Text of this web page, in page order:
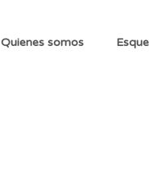
Quienes somos